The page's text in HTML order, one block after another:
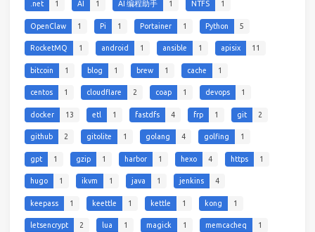
.net 1 AI 1 AI 编程助手 1 NTFS 1
OpenClaw 1 Pi 1 Portainer 1 Python 5
RocketMQ 1 android 1 ansible 1 apisix 11
bitcoin 1 blog 1 brew 1 cache 1
centos 1 cloudflare 2 coap 1 devops 1
docker 13 etl 1 fastdfs 4 frp 1 git 2
github 2 gitolite 1 golang 4 golfing 1
gpt 1 gzip 1 harbor 1 hexo 4 https 1
hugo 1 ikvm 1 java 1 jenkins 4
keepass 1 keettle 1 kettle 1 kong 1
letsencrypt 2 lua 1 magick 1 memcacheq 1